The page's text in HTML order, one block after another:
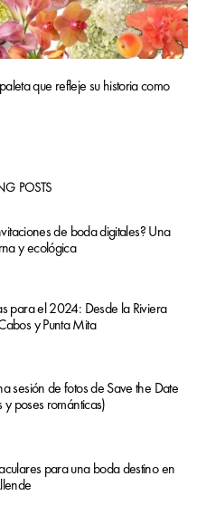
que refleje su historia como
POSTS
de boda digitales? Una
y ecológica
para el 2024: Desde la Riviera
y Punta Mita
sesión de fotos de Save the Date
poses románticas)
para una boda destino en